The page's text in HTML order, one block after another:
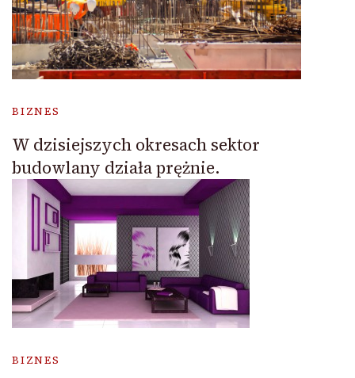
BIZNES
W dzisiejszych okresach sektor
budowlany działa prężnie.
BIZNES